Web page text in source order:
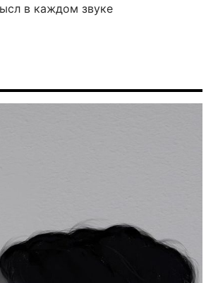
в каждом звуке